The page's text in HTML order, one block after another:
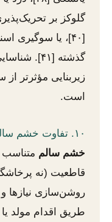
[۴۰]، یا سوگیری
گذشته
زیربنایی مؤثرتر
است.
۱۰. تفاوت خشم سالم و ناسالم چیست؟
خشم سالم متناسب
قاطعیت (نه
روشن‌سازی نیازها
طریق اقدام مولد یا